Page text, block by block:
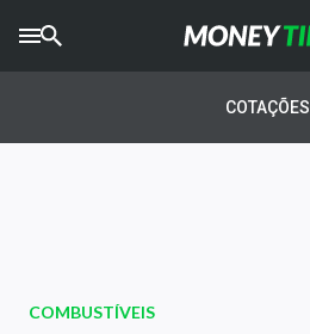
AGROTIMES
Newsletters
COTAÇÕES
COMBUSTÍVEIS